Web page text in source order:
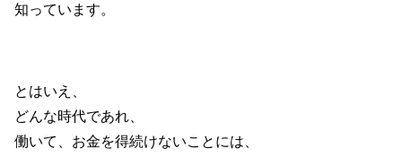
知っています。
とはいえ、
どんな時代であれ、
働いて、お金を得続けないことには、